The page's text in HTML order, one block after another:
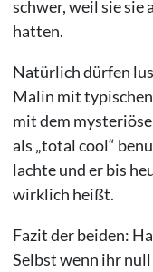
schwer, weil sie sie
hatten.
Natürlich dürfen
Malin mit
mit dem
als „total cool“
lachte und er bis
wirklich heißt.
Fazit der beiden:
Selbst wenn ihr